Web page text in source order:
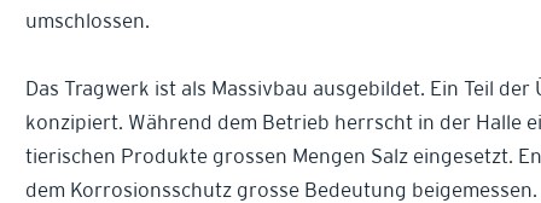
umschlossen.
Das Tragwerk ist als Massivbau ausgebildet. Ein Teil
konzipiert. Während dem Betrieb herrscht in der Halle
tierischen Produkte grossen Mengen Salz eingesetzt.
dem Korrosionsschutz grosse Bedeutung beigemessen.